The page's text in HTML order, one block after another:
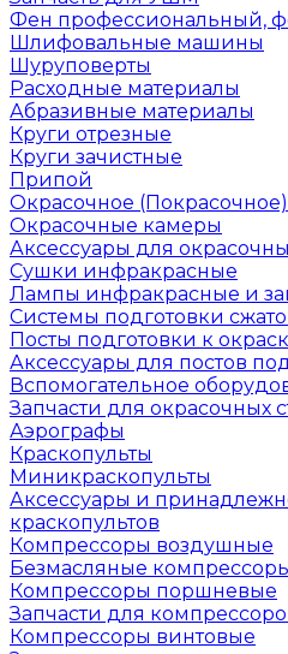
Фен профессиональный,
Шлифовальные машины
Шуруповерты
Расходные материалы
Абразивные материалы
Круги отрезные
Круги зачистные
Припой
Окрасочное
Окрасочные камеры
Аксессуары для
Сушки инфракрасные
Лампы инфракрасные и
Системы подготовки
Посты подготовки к
Аксессуары для постов
Вспомогательное
Запчасти для окрасочных
Аэрографы
Краскопульты
Миникраскопульты
Аксессуары и
краскопультов
Компрессоры воздушные
Безмасляные
Компрессоры поршневые
Запчасти для
Компрессоры винтовые